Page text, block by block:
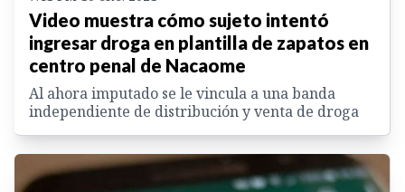
Video muestra cómo sujeto intentó
ingresar droga en plantilla de zapatos en
centro penal de Nacaome
Al ahora imputado se le vincula a una banda
independiente de distribución y venta de droga